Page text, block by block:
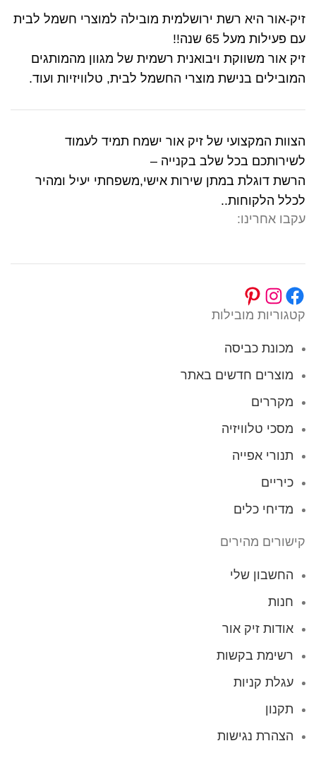
זיק-אור היא רשת ירושלמית מובילה למוצרי חשמל לבית
עם פעילות מעל 65 שנה!!
זיק אור משווקת ויבואנית רשמית של מגוון מהמותגים
המובילים בנישת מוצרי החשמל לבית, טלוויזיות ועוד.
הצוות המקצועי של זיק אור ישמח תמיד לעמוד
לשירותכם בכל שלב בקנייה –
הרשת דוגלת במתן שירות אישי,משפחתי יעיל ומהיר
לכלל הלקוחות..
עקבו אחרינו:
קטגוריות מובילות
מכונת כביסה
מוצרים חדשים באתר
מקררים
מסכי טלוויזיה
תנורי אפייה
כיריים
מדיחי כלים
קישורים מהירים
החשבון שלי
חנות
אודות זיק אור
רשימת בקשות
עגלת קניות
תקנון
הצהרת נגישות